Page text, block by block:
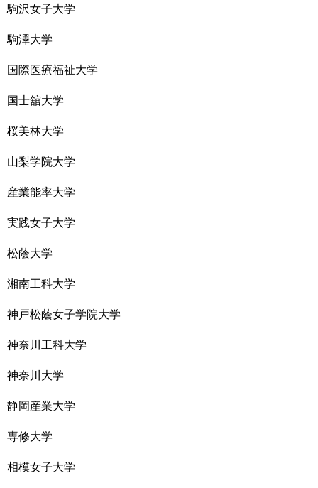
駒沢女子大学
駒澤大学
国際医療福祉大学
国士舘大学
桜美林大学
山梨学院大学
産業能率大学
実践女子大学
松蔭大学
湘南工科大学
神戸松蔭女子学院大学
神奈川工科大学
神奈川大学
静岡産業大学
専修大学
相模女子大学